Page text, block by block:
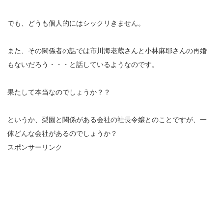
でも、どうも個人的にはシックリきません。
また、その関係者の話では市川海老蔵さんと小林麻耶さんの再婚
もないだろう・・・と話しているようなのです。
果たして本当なのでしょうか？？
というか、梨園と関係がある会社の社長令嬢とのことですが、一
体どんな会社があるのでしょうか？
スポンサーリンク